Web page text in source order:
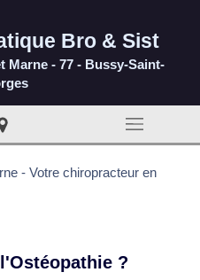
Bro & Sist
Marne - 77 - Bussy-Saint-
- Votre chiropracteur en
?